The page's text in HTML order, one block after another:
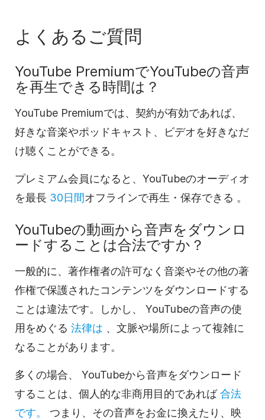
よくあるご質問
YouTube PremiumでYouTubeの音声
を再生できる時間は？
YouTube Premiumでは、契約が有効であれば、
好きな音楽やポッドキャスト、ビデオを好きなだ
け聴くことができる。
プレミアム会員になると、YouTubeのオーディオ
を最長 30日間オフラインで再生・保存できる 。
YouTubeの動画から音声をダウンロ
ードすることは合法ですか？
一般的に、著作権者の許可なく音楽やその他の著
作権で保護されたコンテンツをダウンロードする
ことは違法です。しかし、 YouTubeの音声の使
用をめぐる 法律は 、文脈や場所によって複雑に
なることがあります。
多くの場合、 YouTubeから音声をダウンロード
することは、個人的な非商用目的であれば合法
です。
つまり、その音声をお金に換えたり、映